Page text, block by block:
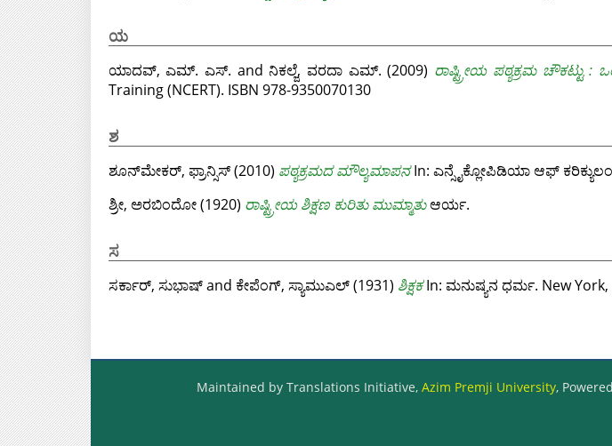
ಯ
ಯಾದವ್, ಎಮ್. ಎಸ್. andನಿಕಲ್ಜೆ, ವರದಾ ಎಮ್. (2009) ರಾಷ್ಟ್ರೀಯ ಪಠ್ಯಕ್ರಮ ಚೌಕಟ್ಟು
Training (NCERT). ISBN 978-9350070130
ಶ
ಶೂನ್‌ಮೇಕರ್, ಫ್ರಾನ್ಸಿಸ್(2010) ಪಠ್ಯಕ್ರಮದ ಮೌಲ್ಯಮಾಪನIn: ಎನ್ಸೈಕ್ಲೋಪಿಡಿಯಾ ಆಫ್
ಶ್ರೀ, ಅರಬಿಂದೋ(1920) ರಾಷ್ಟ್ರೀಯ ಶಿಕ್ಷಣ ಕುರಿತು ಮುಮ್ಮಾತುಆರ್ಯ.
ಸ
ಸರ್ಕಾರ್, ಸುಭಾಷ್and ಕೇಪೆಂಗ್, ಸ್ಯಾಮುಎಲ್(1931) ಶಿಕ್ಷಕIn: ಮನುಷ್ಯನ ಧರ್ಮ. New York,
Maintained by Translations Initiative, Azim Premji University,